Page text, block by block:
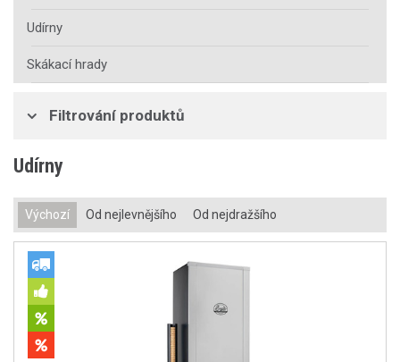
Udírny
Skákací hrady
Filtrování produktů
Udírny
Výchozí Od nejlevnějšího Od nejdražšího